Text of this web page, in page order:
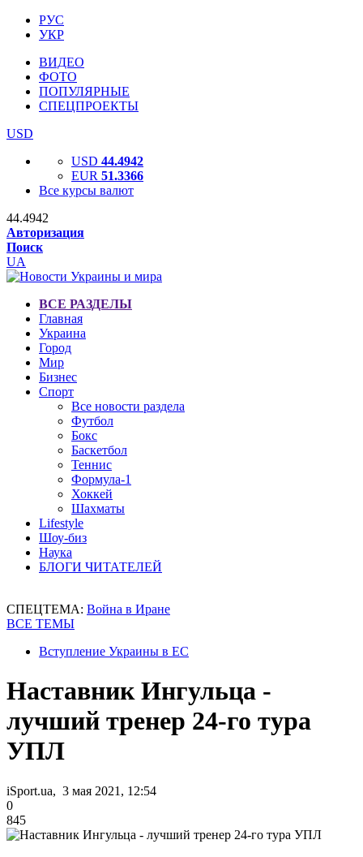
РУС
УКР
ВИДЕО
ФОТО
ПОПУЛЯРНЫЕ
СПЕЦПРОЕКТЫ
USD
USD 44.4942
EUR 51.3366
Все курсы валют
44.4942
Авторизация
Поиск
UA
ВСЕ РАЗДЕЛЫ
Главная
Украина
Город
Мир
Бизнес
Спорт
Все новости раздела
Футбол
Бокс
Баскетбол
Теннис
Формула-1
Хоккей
Шахматы
Lifestyle
Шоу-биз
Наука
БЛОГИ ЧИТАТЕЛЕЙ
СПЕЦТЕМА: Война в Иране
ВСЕ ТЕМЫ
Вступление Украины в ЕС
Наставник Ингульца -
лучший тренер 24-го тура
УПЛ
iSport.ua, 3 мая 2021, 12:54
0
845